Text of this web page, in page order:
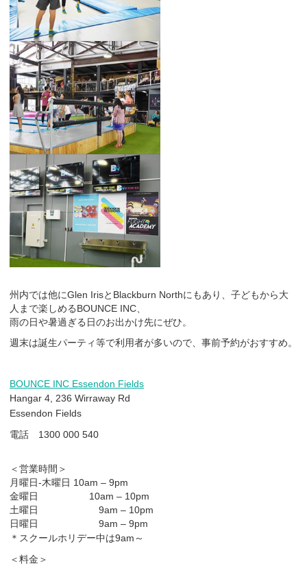
州内では他にGlen IrisとBlackburn Northにもあり、子どもから大
人まで楽しめるBOUNCE INC、
雨の日や暑過ぎる日のお出かけ先にぜひ。
週末は誕生パーティ等で利用者が多いので、事前予約がおすすめ。
BOUNCE INC Essendon Fields
Hangar 4, 236 Wirraway Rd
Essendon Fields
電話 1300 000 540
＜営業時間＞
月曜日-木曜日 10am – 9pm
金曜日 10am – 10pm
土曜日 9am – 10pm
日曜日 9am – 9pm
＊スクールホリデー中は9am～
＜料金＞